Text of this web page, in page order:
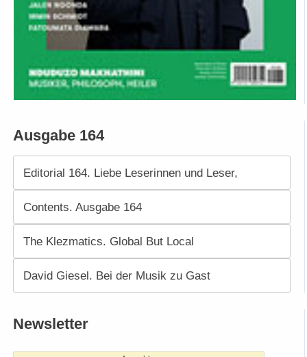
Ausgabe 164
Editorial 164. Liebe Leserinnen und Leser,
Contents. Ausgabe 164
The Klezmatics. Global But Local
David Giesel. Bei der Musik zu Gast
Newsletter